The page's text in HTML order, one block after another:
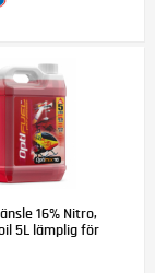
16% Nitro,
5L lämplig för